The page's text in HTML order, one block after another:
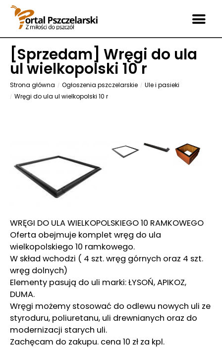
[Sprzedam] Wręgi do ula
ul wielkopolski 10 r
Strona główna Ogłoszenia pszczelarskie
Ule i pasieki
Wręgi do ula ul wielkopolski 10 r
WRĘGI DO ULA WIELKOPOLSKIEGO 10 RAMKOWEGO
Oferta obejmuje komplet wręg do ula
wielkopolskiego 10 ramkowego.
W skład wchodzi ( 4 szt. wręg górnych oraz 4 szt.
wręg dolnych)
Elementy pasują do uli marki: ŁYSOŃ, APIKOZ,
DUMA.
Wręgi możemy stosować do odlewu nowych uli ze
styroduru, poliuretanu, uli drewnianych oraz do
modernizacji starych uli.
Zachęcam do zakupu. cena 10 zł za kpl.